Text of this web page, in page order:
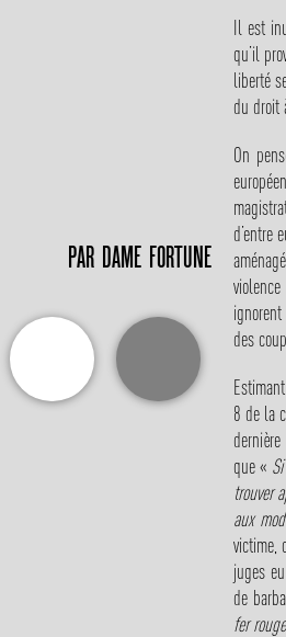
PAR DAME FORTUNE
Il est
qu’il
liberté
du droit
On
d’entre
des
8 de la
que «
trouver
aux
victime,
juges
de
fer rouge